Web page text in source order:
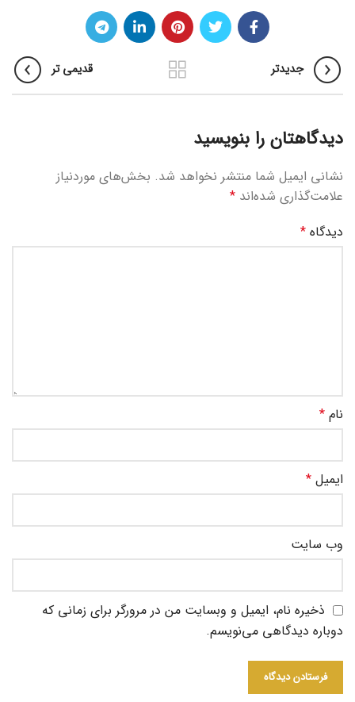
جدیدتر قدیمی تر
دیدگاهتان را بنویسید
نشانی ایمیل شما منتشر نخواهد شد. بخش‌های موردنیاز
علامت‌گذاری شده‌اند *
دیدگاه *
نام *
ایمیل *
وب‌ سایت
ذخیره نام، ایمیل و وبسایت من در مرورگر برای زمانی که
دوباره دیدگاهی می‌نویسم.